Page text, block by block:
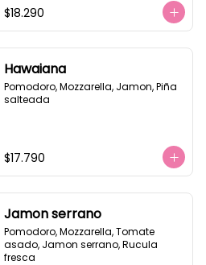
$18.290
Hawaiana
Pomodoro, Mozzarella, Jamon, Piña
salteada
$17.790
Jamon serrano
Pomodoro, Mozzarella, Tomate
asado, Jamon serrano, Rucula
fresca